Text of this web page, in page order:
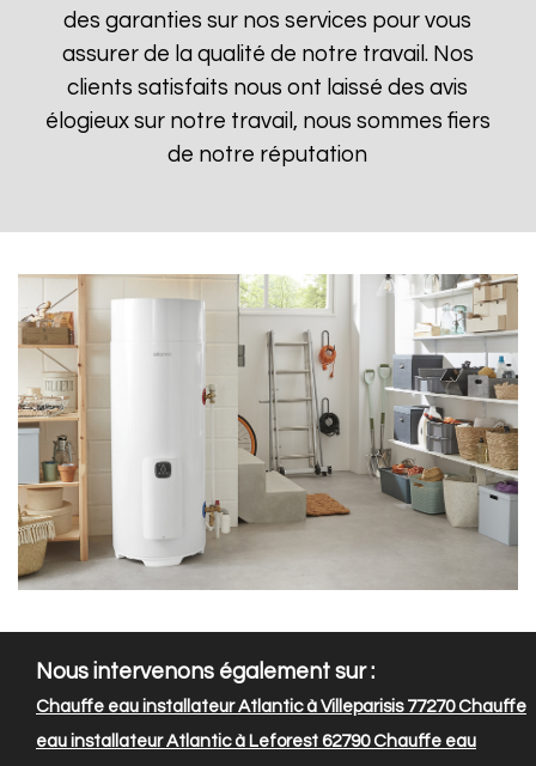
des garanties sur nos services pour vous
assurer de la qualité de notre travail. Nos
clients satisfaits nous ont laissé des avis
élogieux sur notre travail, nous sommes fiers
de notre réputation
Nous intervenons également sur :
Chauffe eau installateur Atlantic à Villeparisis 77270Chauffe
eau installateur Atlantic à Leforest 62790Chauffe eau